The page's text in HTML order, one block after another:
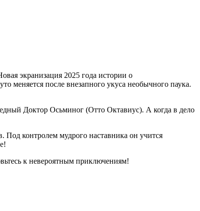
экранизация 2025 года истории о
меняется после внезапного укуса необычного паука.
Доктор Осьминог (Отто Октавиус). А когда в дело
контролем мудрого наставника он учится
к невероятным приключениям!